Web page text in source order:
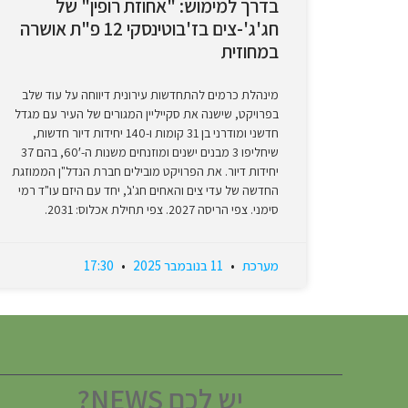
בדרך למימוש: "אחוזת רופין" של
חג'ג'-צים בז'בוטינסקי 12 פ"ת אושרה
במחוזית
מינהלת כרמים להתחדשות עירונית דיווחה על עוד שלב
בפרויקט, שישנה את סקייליין המגורים של העיר עם מגדל
חדשני ומודרני בן 31 קומות ו-140 יחידות דיור חדשות,
שיחליפו 3 מבנים ישנים ומוזנחים משנות ה-60′, בהם 37
יחידות דיור. את הפרויקט מובילים חברת הנדל"ן הממוזגת
החדשה של עדי צים והאחים חג'ג', יחד עם היזם עו"ד רמי
סימני. צפי הריסה 2027. צפי תחילת אכלוס: 2031.
מערכת
יש לכם NEWS?